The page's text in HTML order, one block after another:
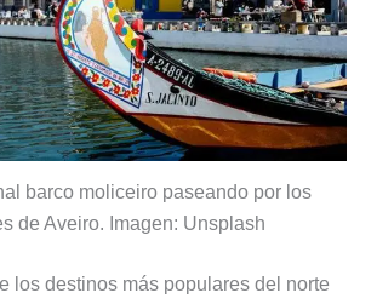
barco moliceiro paseando por los
de Aveiro. Imagen: Unsplash
los destinos más populares del norte